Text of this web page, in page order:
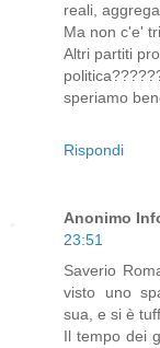
reali,
Ma non c'e'
Altri partiti
speriamo
Rispondi
Anonimo
23:51
Saverio
visto uno
sua, e si è
Il tempo dei